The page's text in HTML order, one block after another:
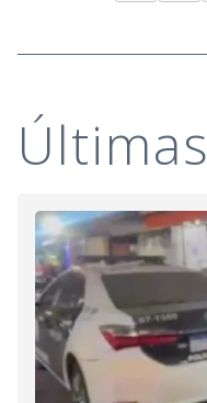
Últimas